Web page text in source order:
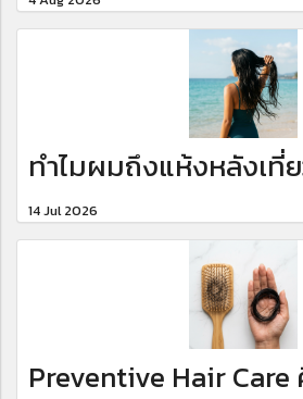
ทำไมผมถึงแห้งหลังเที่ย
14 Jul 2026
Preventive Hair Care